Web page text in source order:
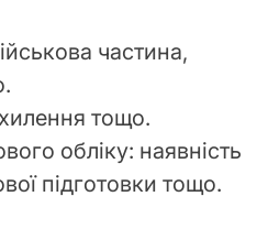
частина,
тощо.
обліку: наявність
підготовки тощо.